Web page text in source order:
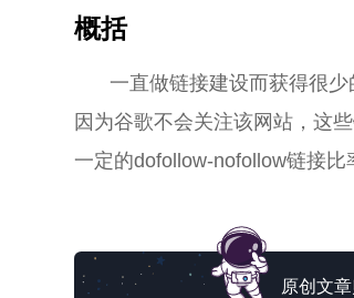
概括
一直做链接建设而获得很
因为谷歌不会关注该网站，这
一定的dofollow-nofollow链接比
原创文